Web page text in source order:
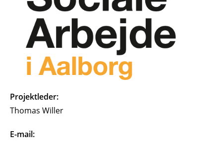
Projektleder:
Thomas Willer
E-mail: